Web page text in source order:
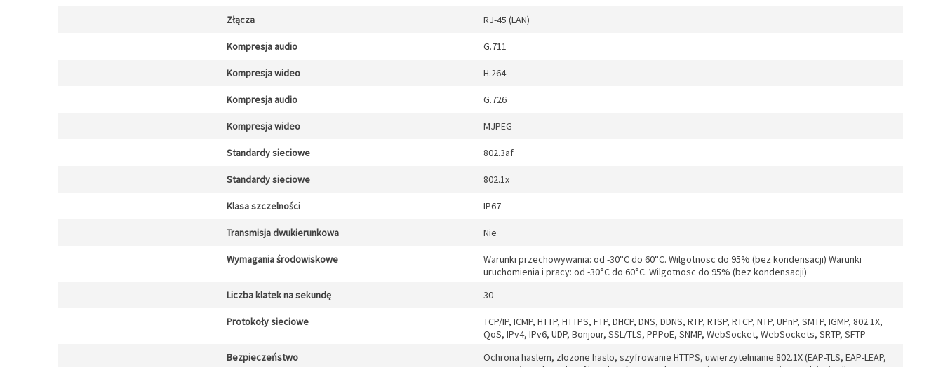
Złącza RJ-45 (LAN)
Kompresja audio G.711
Kompresja wideo H.264
Kompresja audio G.726
Kompresja wideo MJPEG
Standardy sieciowe 802.3af
Standardy sieciowe 802.1x
Klasa szczelności IP67
Transmisja dwukierunkowa Nie
Wymagania środowiskowe
Warunki przechowywania: od -30°C do 60°C. Wilgotnosc do 95% (bez kondensacji) Warunki
uruchomienia i pracy: od -30°C do 60°C. Wilgotnosc do 95% (bez kondensacji)
Liczba klatek na sekundę
30
Protokoły sieciowe
TCP/IP, ICMP, HTTP, HTTPS, FTP, DHCP, DNS, DDNS, RTP, RTSP, RTCP, NTP, UPnP, SMTP, IGMP, 802.1X,
QoS, IPv4, IPv6, UDP, Bonjour, SSL/TLS, PPPoE, SNMP, WebSocket, WebSockets, SRTP, SFTP
Bezpieczeństwo
Ochrona haslem, zlozone haslo, szyfrowanie HTTPS, uwierzytelnianie 802.1X (EAP-TLS, EAP-LEAP,